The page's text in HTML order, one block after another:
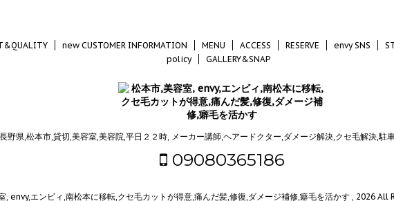
new CUSTOMER INFORMATION MENU ACCESS RESERVE envy SNS
policy
GALLERY&SNAP
長野県,松本市,貸切,美容室,美容院,平日２２時, メーカー講師,ヘアードクター,ダメージ解決,クセ毛解決,駐車
09080365186
envy,エンビィ,南松本に移転,クセ毛カットが得意,痛んだ髪,修復,ダメージ補修,癖毛を活かす , 2026 All